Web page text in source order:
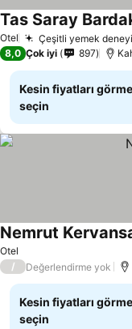
Otel Çeşitli yemek
Tas Saray
8,0 Çok iyi 897
Kesin fiyatları
seçin
Otel
Nemrut
/ Değerlendirme yok
Kesin fiyatları
seçin